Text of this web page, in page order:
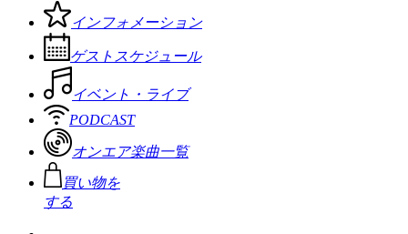
インフォメーション
ゲストスケジュール
イベント・ライブ
PODCAST
オンエア楽曲一覧
買い物を
する